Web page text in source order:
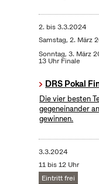
2. bis3.3.2024
Samstag, 2. März
Sonntag, 3. März
13 Uhr Finale
DRS Pokal
Die vier besten
gegeneinander
gewinnen.
3.3.2024
11 bis 12 Uhr
Eintritt frei